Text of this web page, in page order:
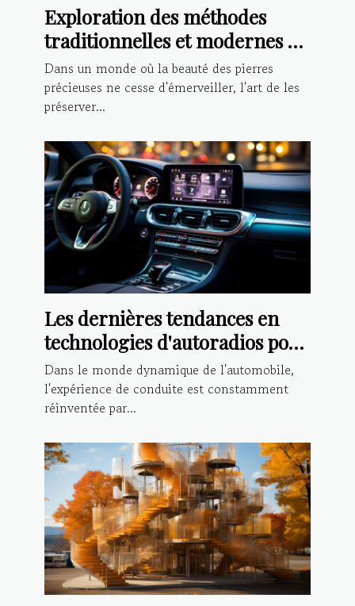
Exploration des méthodes
traditionnelles et modernes de
nettoyage des pierres
précieuses
Dans un monde où la beauté des pierres
précieuses ne cesse d'émerveiller, l'art de les
préserver...
Les dernières tendances en
technologies d'autoradios pour
améliorer votre expérience de
conduite
Dans le monde dynamique de l'automobile,
l'expérience de conduite est constamment
réinventée par...